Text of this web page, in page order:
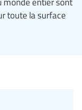
toute la surface